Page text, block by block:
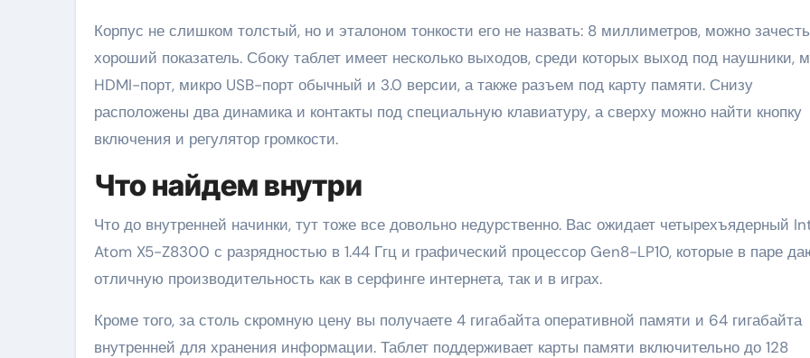
Корпус не слишком толстый, но и эталоном тонкости его не назвать: 8 миллиметров, можно зачесть
хороший показатель. Сбоку таблет имеет несколько выходов, среди которых выход под наушники,
HDMI-порт, микро USB-порт обычный и 3.0 версии, а также разъем под карту памяти. Снизу
расположены два динамика и контакты под специальную клавиатуру, а сверху можно найти кнопку
включения и регулятор громкости.
Что найдем внутри
Что до внутренней начинки, тут тоже все довольно недурственно. Вас ожидает четырехъядерный
Atom X5-Z8300 с разрядностью в 1.44 Ггц и графический процессор Gen8-LP10, которые в паре
отличную производительность как в серфинге интернета, так и в играх.
Кроме того, за столь скромную цену вы получаете 4 гигабайта оперативной памяти и 64 гигабайта
внутренней для хранения информации. Таблет поддерживает карты памяти включительно до 128